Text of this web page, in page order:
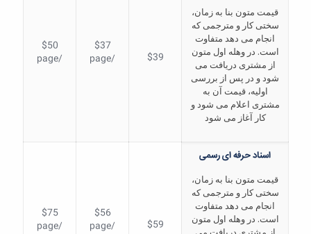
قیمت متون بنا به زمان،
سختی کار و مترجمی که
انجام می دهد متفاوت
است. در وهله اول متون
از مشتری دریافت می
شود و در پس از بررسی
اولیه، قیمت آن به
مشتری اعلام می شود و
کار آغاز می شود
$39
$37
/page
$50
/page
اسناد حرفه ای رسمی
قیمت متون بنا به زمان،
سختی کار و مترجمی که
انجام می دهد متفاوت
است. در وهله اول متون
$59
$56
/page
$75
/page